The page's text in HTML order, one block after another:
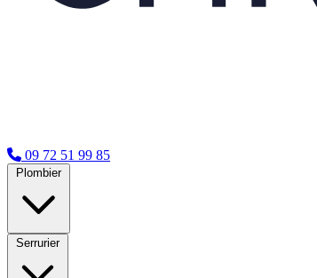
09 72 51 99 85
Plombier
Serrurier